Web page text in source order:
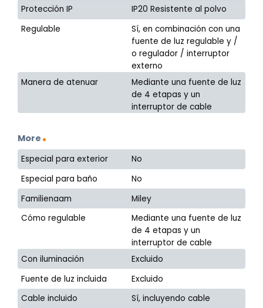
Protección IP
IP20 Resistente al polvo
Regulable
Sí, en combinación con una
fuente de luz regulable y /
o regulador / interruptor
externo
Manera de atenuar
Mediante una fuente de luz
de 4 etapas y un
interruptor de cable
More
Especial para exterior
No
Especial para baño
No
Familienaam
Miley
Cómo regulable
Mediante una fuente de luz
de 4 etapas y un
interruptor de cable
Con iluminación
Excluido
Fuente de luz incluida
Excluido
Cable incluido
Sí, incluyendo cable